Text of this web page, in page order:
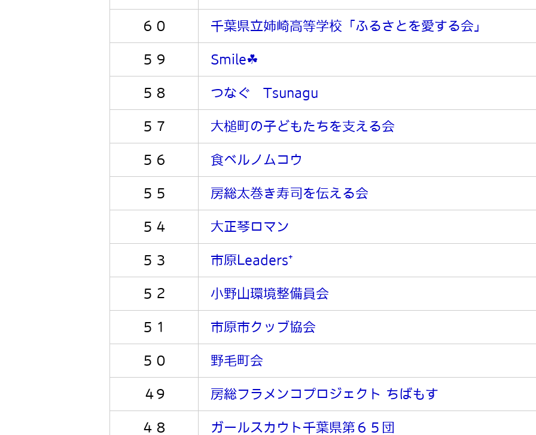
６０ 千葉県立姉崎高等学校「ふるさとを愛する会」
５９ Smile☘
５８ つなぐ Tsunagu
５７ 大槌町の子どもたちを支える会
５６ 食ベルノムコウ
５５ 房総太巻き寿司を伝える会
５４ 大正琴ロマン
５３ 市原Leaders⁺
５２ 小野山環境整備員会
５１ 市原市クッブ協会
５０ 野毛町会
４9 房総フラメンコプロジェクト ちばもす
４８ ガールスカウト千葉県第６５団